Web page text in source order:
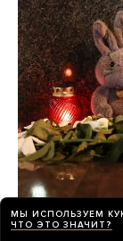
МЫ ИСПОЛЬЗУЕМ
ЧТО ЭТО ЗНАЧИТ?